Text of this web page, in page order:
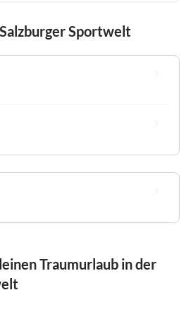
Sportwelt
Traumurlaub in der